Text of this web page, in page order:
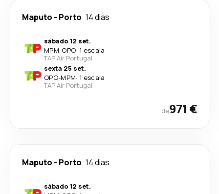
Maputo - Porto 14 dias
sábado 12 set.
MPM-OPO· 1 escala
TAP Air Portugal
sexta 25 set.
OPO-MPM· 1 escala
TAP Air Portugal
de971 €
Maputo - Porto 14 dias
sábado 12 set.